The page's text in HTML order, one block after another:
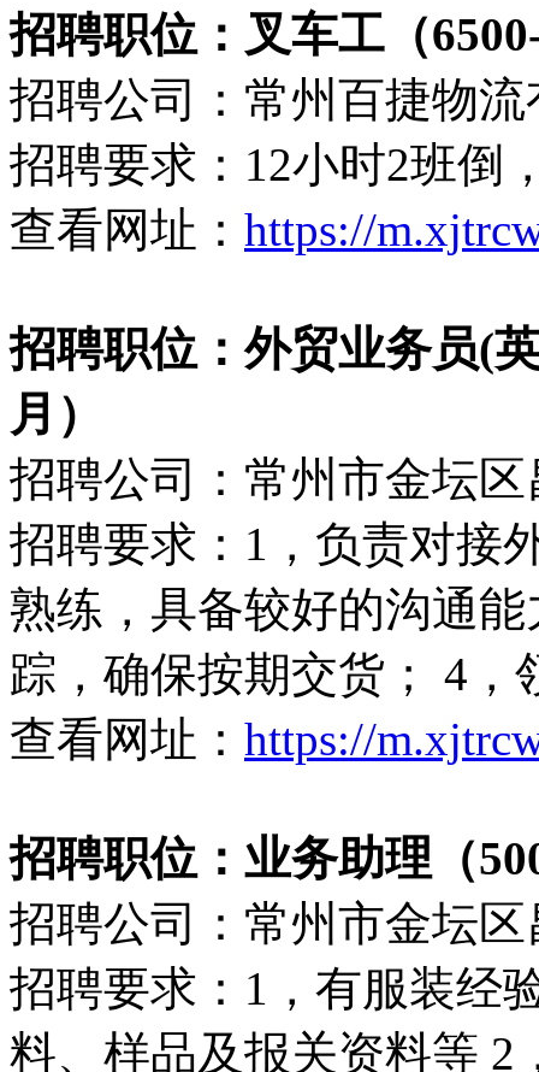
招聘职位：叉车工（
招聘公司：常州百捷物
招聘要求：12小时2班倒
查看网址： https://
招聘职位：外贸业务员(
月）
招聘公司：常州市金坛
招聘要求：1，负责对接
熟练，具备较好的沟通
踪，确保按期交货； 4，
查看网址： https://
招聘职位：业务助理（
招聘公司：常州市金坛
招聘要求：1，有服装经
料、样品及报关资料等 2